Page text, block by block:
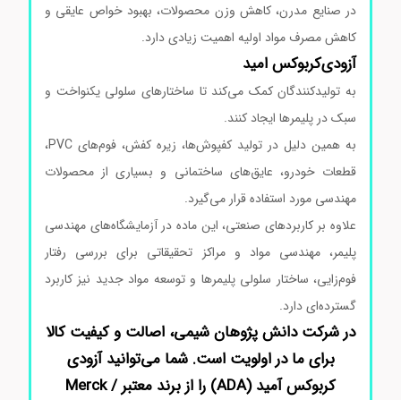
در صنایع مدرن، کاهش وزن محصولات، بهبود خواص عایقی و
کاهش مصرف مواد اولیه اهمیت زیادی دارد.
آزودی‌کربوکس امید
به تولیدکنندگان کمک می‌کند تا ساختارهای سلولی یکنواخت و
سبک در پلیمرها ایجاد کنند.
به همین دلیل در تولید کفپوش‌ها، زیره کفش، فوم‌های PVC،
قطعات خودرو، عایق‌های ساختمانی و بسیاری از محصولات
مهندسی مورد استفاده قرار می‌گیرد.
علاوه بر کاربردهای صنعتی، این ماده در آزمایشگاه‌های مهندسی
پلیمر، مهندسی مواد و مراکز تحقیقاتی برای بررسی رفتار
فوم‌زایی، ساختار سلولی پلیمرها و توسعه مواد جدید نیز کاربرد
گسترده‌ای دارد.
در شرکت دانش پژوهان شیمی، اصالت و کیفیت کالا
برای ما در اولویت است. شما می‌توانید آزودی‌
کربوکس آمید (ADA) را از برند معتبر Merck /